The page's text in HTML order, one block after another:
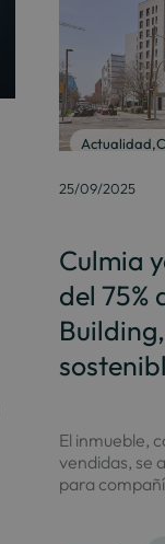
Actualidad,
25/09/2025
Culmia
del 75%
El inmueble,
vendidas, se
para